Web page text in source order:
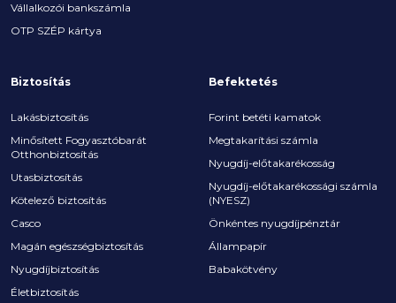
Vállalkozói bankszámla
OTP SZÉP kártya
Biztosítás
Lakásbiztosítás
Minősített Fogyasztóbarát
Otthonbiztosítás
Utasbiztosítás
Kötelező biztosítás
Casco
Magán egészségbiztosítás
Nyugdíjbiztosítás
Életbiztosítás
Befektetés
Forint betéti kamatok
Megtakarítási számla
Nyugdíj-előtakarékosság
Nyugdíj-előtakarékossági számla
(NYESZ)
Önkéntes nyugdíjpénztár
Állampapír
Babakötvény